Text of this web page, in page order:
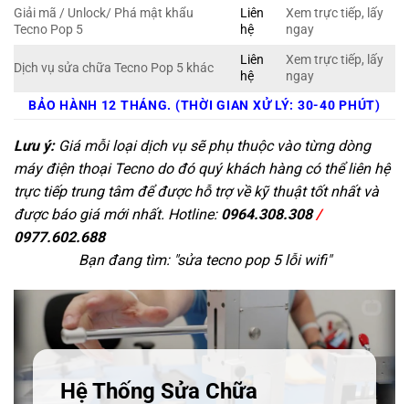
Giải mã / Unlock/ Phá mật khẩu
Tecno Pop 5
Liên
hệ
Xem trực tiếp, lấy
ngay
Dịch vụ sửa chữa Tecno Pop 5 khác
Liên
hệ
Xem trực tiếp, lấy
ngay
BẢO HÀNH 12 THÁNG. (THỜI GIAN XỬ LÝ: 30-40 PHÚT)
Lưu ý:Giá mỗi loại dịch vụ sẽ phụ thuộc vào từng dòng
máy điện thoại Tecno do đó quý khách hàng có thể liên hệ
trực tiếp trung tâm để được hỗ trợ về kỹ thuật tốt nhất và
được báo giá mới nhất. Hotline: 0964.308.308/
0977.602.688
Bạn đang tìm: "sửa tecno pop 5 lỗi wifi"
Hệ Thống Sửa Chữa